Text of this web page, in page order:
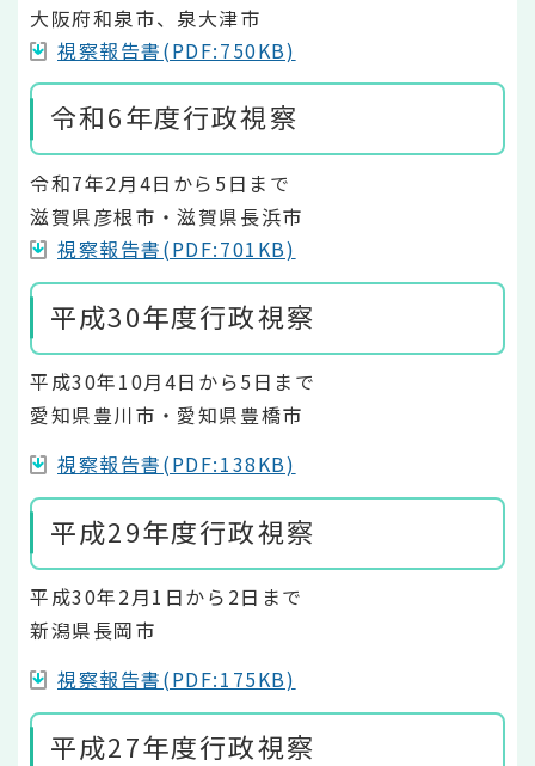
大阪府和泉市、泉大津市
視察報告書(PDF:750KB)
令和6年度行政視察
令和7年2月4日から5日まで
滋賀県彦根市・滋賀県長浜市
視察報告書(PDF:701KB)
平成30年度行政視察
平成30年10月4日から5日まで
愛知県豊川市・愛知県豊橋市
視察報告書(PDF:138KB)
平成29年度行政視察
平成30年2月1日から2日まで
新潟県長岡市
視察報告書(PDF:175KB)
平成27年度行政視察